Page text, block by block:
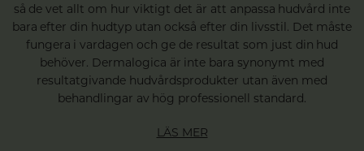
så de vet allt om hur viktigt det är att anpassa hudvård inte
bara efter din hudtyp utan också efter din livsstil. Det måste
fungera i vardagen och ge de resultat som just din hud
behöver. Dermalogica är inte bara synonymt med
resultatgivande hudvårdsprodukter utan även med
behandlingar av hög professionell standard.
LÄS MER